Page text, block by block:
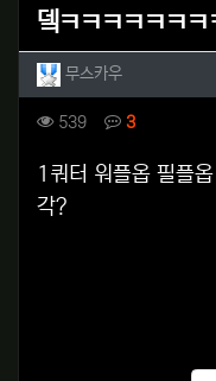
뎈ㅋㅋㅋㅋㅋㅋㅋ
작성자 정보
무스카우작성
컨텐츠 정보
539조회 3댓글
본문
1쿼터 워플옵 필플
각?